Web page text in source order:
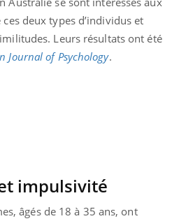
deux types d’individus et
Leurs résultats ont été
Journal of Psychology.
impulsivité
âgés de 18 à 35 ans, ont